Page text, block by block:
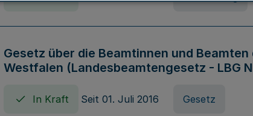
Gesetz über die Beamtinnen und
Westfalen (Landesbeamtengesetz - LBG
In Kraft Seit 01. Juli 2016 Gesetz